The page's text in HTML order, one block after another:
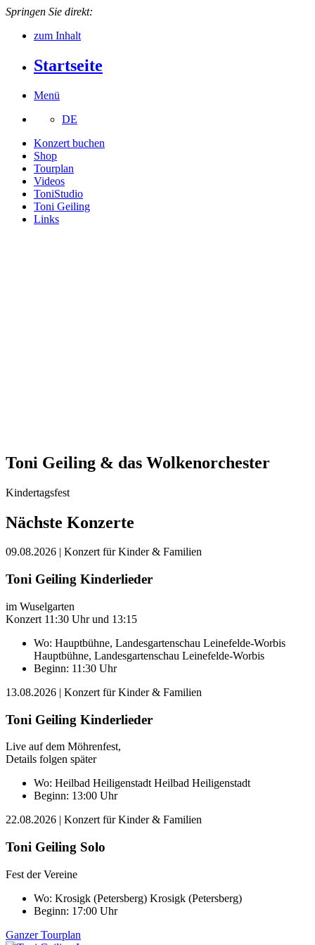
Springen Sie direkt:
zum Inhalt
Startseite
Menü
DE
Konzert buchen
Shop
Tourplan
Videos
ToniStudio
Toni Geiling
Links
Toni Geiling & das Wolkenorchester
Kindertagsfest
Nächste Konzerte
09.08.2026 | Konzert für Kinder & Familien
Toni Geiling Kinderlieder
im Wuselgarten
Konzert 11:30 Uhr und 13:15
Wo: Hauptbühne, Landesgartenschau Leinefelde-Worbis
Hauptbühne, Landesgartenschau Leinefelde-Worbis
Beginn: 11:30 Uhr
13.08.2026 | Konzert für Kinder & Familien
Toni Geiling Kinderlieder
Live auf dem Möhrenfest,
Details folgen später
Wo: Heilbad Heiligenstadt Heilbad Heiligenstadt
Beginn: 13:00 Uhr
22.08.2026 | Konzert für Kinder & Familien
Toni Geiling Solo
Fest der Vereine
Wo: Krosigk (Petersberg) Krosigk (Petersberg)
Beginn: 17:00 Uhr
Ganzer Tourplan